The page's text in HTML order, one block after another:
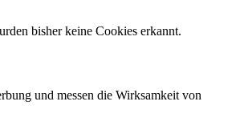
bisher keine Cookies erkannt.
und messen die Wirksamkeit von